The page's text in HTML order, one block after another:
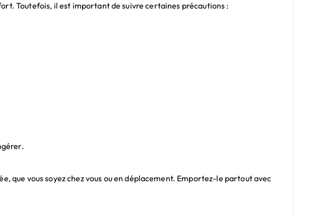
Toutefois, il est important de suivre certaines précautions :
que vous soyez chez vous ou en déplacement. Emportez-le partout avec